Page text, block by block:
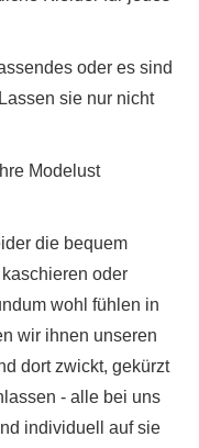
oder es sind
sie nur nicht
Modelust
die bequem
oder
wohl fühlen in
wir ihnen unseren
dort zwickt, gekürzt
- alle bei uns
individuell auf sie